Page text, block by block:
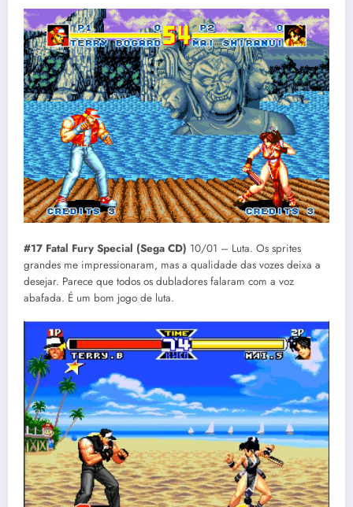
#17 Fatal Fury Special (Sega CD) 10/01 – Luta. Os sprites
grandes me impressionaram, mas a qualidade das vozes deixa a
desejar. Parece que todos os dubladores falaram com a voz
abafada. É um bom jogo de luta.